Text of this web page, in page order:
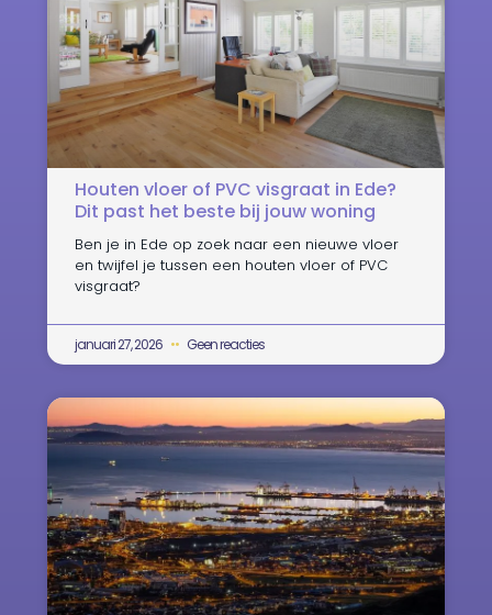
Houten vloer of PVC visgraat in Ede?
Dit past het beste bij jouw woning
Ben je in Ede op zoek naar een nieuwe vloer
en twijfel je tussen een houten vloer of PVC
visgraat?
januari 27, 2026 Geen reacties